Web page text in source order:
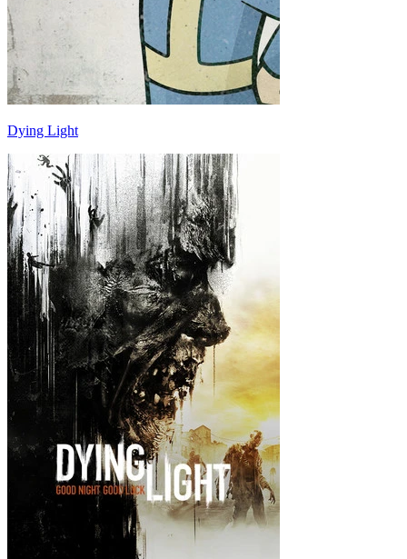
Dying Light